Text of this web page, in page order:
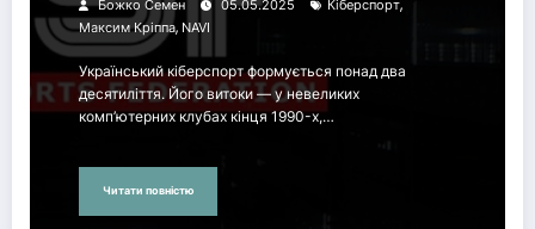
Божко Семен 05.05.2025 Кіберспорт,
Максим Кріппа, NAVI
Український кіберспорт формується понад два
десятиліття. Його витоки — у невеликих
комп’ютерних клубах кінця 1990-х,…
Читати повністю